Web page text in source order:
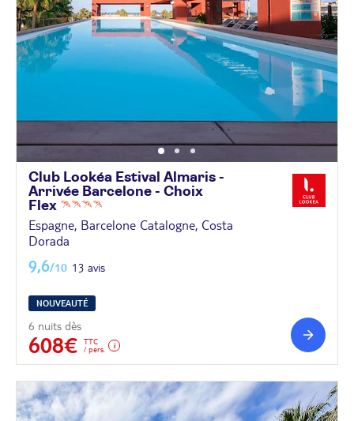
Club Lookéa Estival Almaris -
Arrivée Barcelone - Choix
Flex
Espagne, Barcelone Catalogne, Costa
Dorada
9,6/10 13 avis
NOUVEAUTÉ
6 nuits dès
608€
TTC
/ pers.